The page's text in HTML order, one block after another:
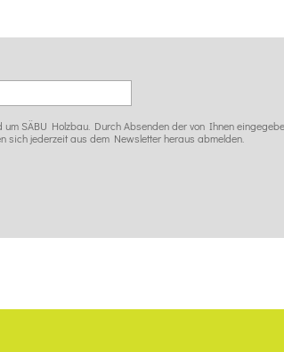
SÄBU Holzbau. Durch Absenden der von Ihnen
jederzeit aus dem Newsletter heraus abmelden.